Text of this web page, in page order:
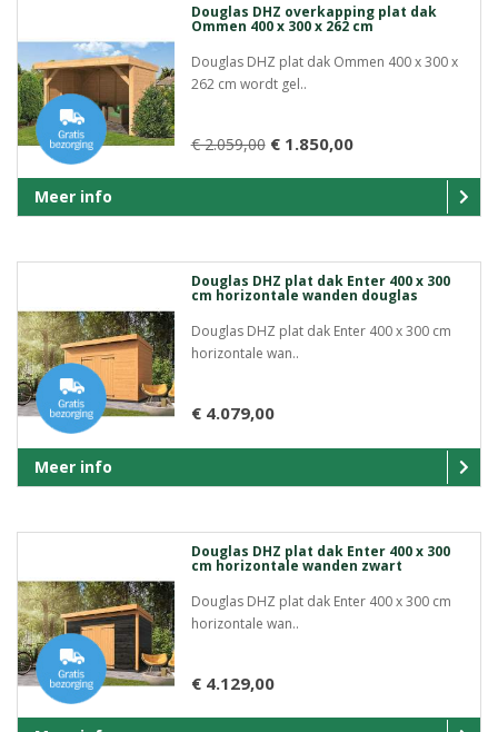
Douglas DHZ overkapping plat dak
Ommen 400 x 300 x 262 cm
Douglas DHZ plat dak Ommen 400 x 300 x
262 cm wordt gel..
€ 2.059,00 € 1.850,00
Meer info
Douglas DHZ plat dak Enter 400 x 300
cm horizontale wanden douglas
Douglas DHZ plat dak Enter 400 x 300 cm
horizontale wan..
€ 4.079,00
Meer info
Douglas DHZ plat dak Enter 400 x 300
cm horizontale wanden zwart
Douglas DHZ plat dak Enter 400 x 300 cm
horizontale wan..
€ 4.129,00